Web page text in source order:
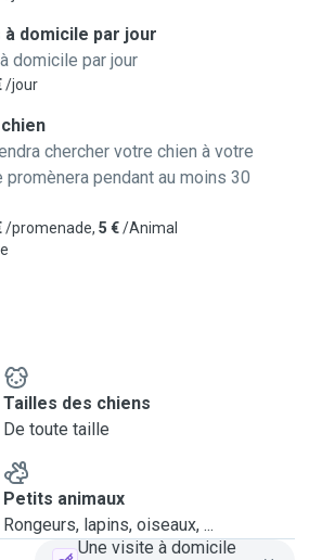
à domicile par jour
domicile par jour
/jour
chercher votre chien à votre
pendant au moins 30
/promenade, 5 €/Animal
Tailles des chiens
De toute taille
Petits animaux
Rongeurs, lapins, oiseaux, ...
Une visite à domicile